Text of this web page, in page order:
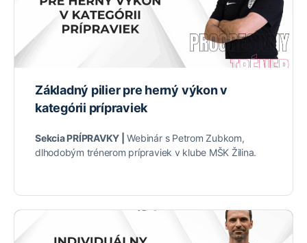
Základný pilier pre herný výkon v
kategórii prípraviek
Sekcia PRÍPRAVKY |
Webinár s Petrom Zubkom,
dlhodobým trénerom prípraviek v klube MŠK Žilina.